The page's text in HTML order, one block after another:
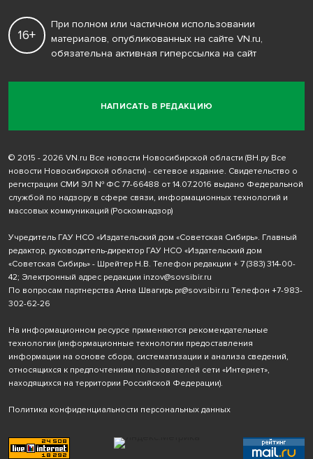
НАПИСАТЬ В РЕДАКЦИЮ
16+
При полном или частичном использовании
материалов, опубликованных на сайте VN.ru,
обязательна активная гиперссылка на сайт
© 2015 - 2026 VN.ru Все новости Новосибирской области (ВН.ру Все
новости Новосибирской области) - сетевое издание. Свидетельство о
регистрации СМИ ЭЛ № ФС 77-66488 от 14.07.2016 выдано Федеральной
службой по надзору в сфере связи, информационных технологий и
массовых коммуникаций (Роскомнадзор)
Учредитель ГАУ НСО «Издательский дом «Советская Сибирь». Главный
редактор, руководитель-директор ГАУ НСО «Издательский дом
«Советская Сибирь» - Шрейтер Н.В. Телефон редакции + 7 (383) 314-00-
42; Электронный адрес редакции inzov@sovsibir.ru
По вопросам партнерства Анна Швагирь pr@sovsibir.ru Телефон +7-983-
302-62-26
На информационном ресурсе применяются рекомендательные
технологии (информационные технологии предоставления
информации на основе сбора, систематизации и анализа сведений,
относящихся к предпочтениям пользователей сети «Интернет»,
находящихся на территории Российской Федерации).
Политика конфиденциальности персональных данных